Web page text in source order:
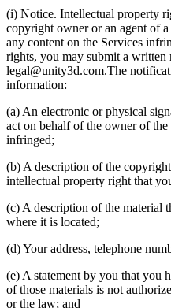
(i) Notice. Intellectual property
copyright owner or an agent of
any content on the Services
rights, you may submit a
legal@unity3d.com.The
information:
(a) An electronic or physical
act on behalf of the owner of
infringed;
(b) A description of the
intellectual property right that
(c) A description of the material
where it is located;
(d) Your address, telephone
(e) A statement by you that you
of those materials is not
or the law; and